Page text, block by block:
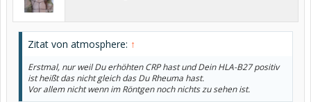
Zitat von atmosphere: ↑
Erstmal, nur weil Du erhöhten CRP hast und Dein HLA-B27 positiv
ist heißt das nicht gleich das Du Rheuma hast.
Vor allem nicht wenn im Röntgen noch nichts zu sehen ist.